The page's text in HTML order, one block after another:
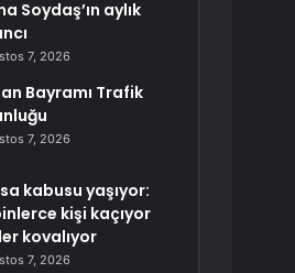
Soydaş’ın aylık
7, 2026
Bayramı Trafik
7, 2026
kabusu yaşıyor:
kişi kaçıyor
kovalıyor
7, 2026